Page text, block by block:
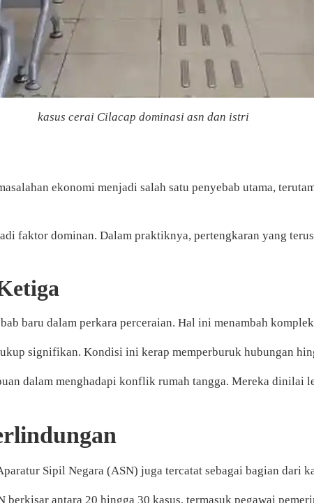
kasus cerai Cilacap dominasi asn dan istri
ekonomi menjadi salah satu penyebab utama,
faktor dominan. Dalam praktiknya, pertengkaran yang
baru dalam perkara perceraian. Hal ini menambah
signifikan. Kondisi ini kerap memperburuk hubungan
dalam menghadapi konflik rumah tangga. Mereka dinilai
Sipil Negara (ASN) juga tercatat sebagai bagian dari
antara 20 hingga 30 kasus, termasuk pegawai